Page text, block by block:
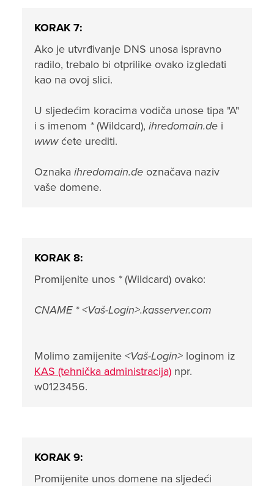
KORAK 7:
Ako je utvrđivanje DNS unosa ispravno
radilo, trebalo bi otprilike ovako izgledati
kao na ovoj slici.
U sljedećim koracima vodiča unose tipa "A"
i s imenom *(Wildcard), ihredomain.de i
wwwćete urediti.
Oznaka ihredomain.de označava naziv
vaše domene.
KORAK 8:
Promijenite unos *(Wildcard) ovako:
CNAME * <Vaš-Login>.kasserver.com
Molimo zamijenite <Vaš-Login> loginom iz
KAS (tehnička administracija) npr.
w0123456.
KORAK 9:
Promijenite unos domene na sljedeći